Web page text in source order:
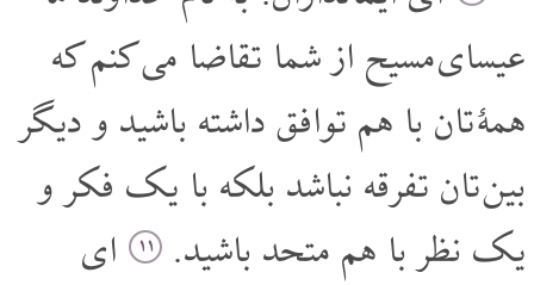
عیسای مسیح از شما تقاضا می کنم که
همۀ تان با هم توافق داشته باشید و دیگر
بین تان تفرقه نباشد بلکه با یک فکر و
یک نظر با هم متحد باشید.
۱۱ ای